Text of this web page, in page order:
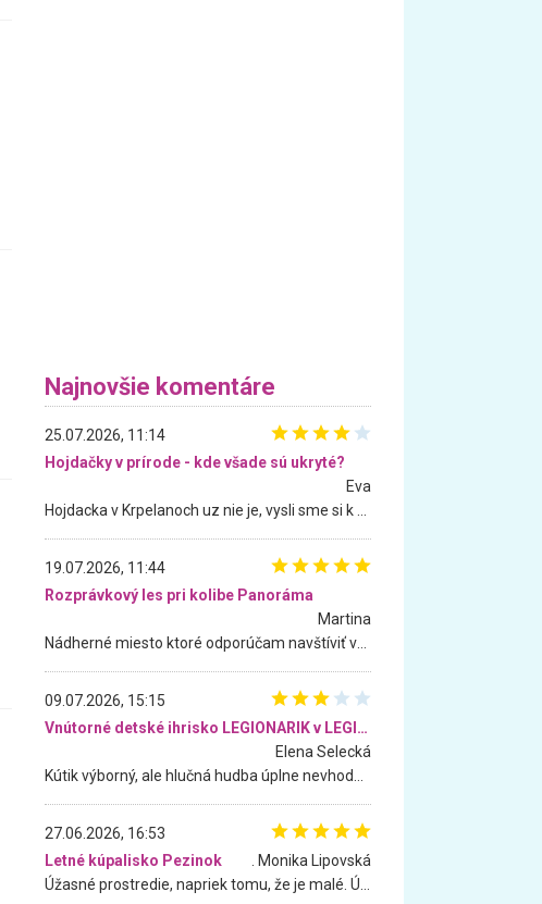
Najnovšie komentáre
25.07.2026, 11:14
Hojdačky v prírode - kde všade sú ukryté?
Eva
19.07.2026, 11:44
Rozprávkový les pri kolibe Panoráma
Martina
09.07.2026, 15:15
Vnútorné detské ihrisko LEGIONARIK v LEGIA Fitness
Elena Selecká
27.06.2026, 16:53
Letné kúpalisko Pezinok
. Monika Lipovská